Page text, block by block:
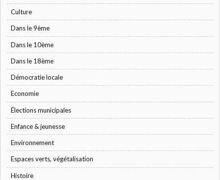
Culture
Dans le 9ème
Dans le 10ème
Dans le 18ème
Démocratie locale
Economie
Élections municipales
Enfance & jeunesse
Environnement
Espaces verts, végétalisation
Histoire